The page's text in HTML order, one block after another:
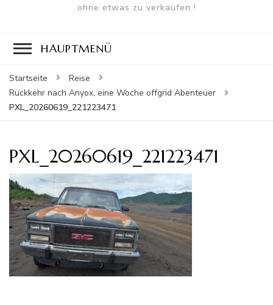
ohne etwas zu verkaufen !
HAUPTMENÜ
Startseite
Reise
Rückkehr nach Anyox, eine Woche offgrid Abenteuer
PXL_20260619_221223471
PXL_20260619_221223471